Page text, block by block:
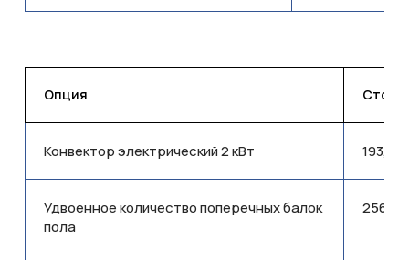
Опция
Конвектор электрический 2 кВт
Удвоенное количество поперечных балок
пола